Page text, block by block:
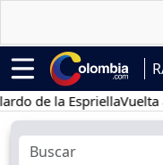
la EspriellaVuelta a